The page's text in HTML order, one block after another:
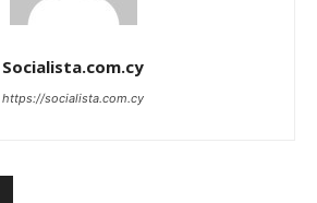
Socialista.com.cy
https://socialista.com.cy